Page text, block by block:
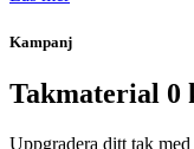
Kampanj
Takmaterial 0
Uppgradera ditt tak